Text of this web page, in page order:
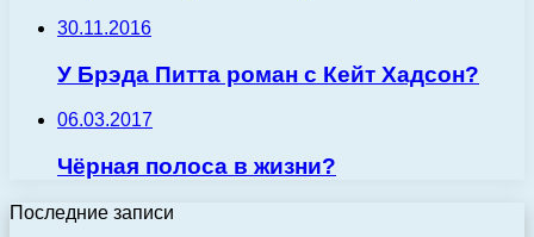
30.11.2016
У Брэда Питта роман с Кейт Хадсон?
06.03.2017
Чёрная полоса в жизни?
Последние записи